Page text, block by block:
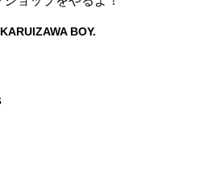
BOY.
notes